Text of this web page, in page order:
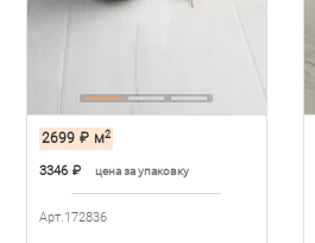
2699 ₽ м2
3346 ₽ цена за упаковку
Арт.172836